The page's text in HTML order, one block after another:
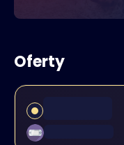
Oferty